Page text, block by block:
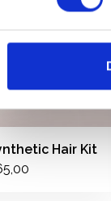
Hair Kit